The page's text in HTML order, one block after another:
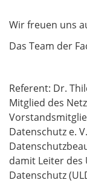
Wir freuen uns
Das Team der
Referent: Dr.
Mitglied des
Datenschutz e.
damit Leiter des
Datenschutz